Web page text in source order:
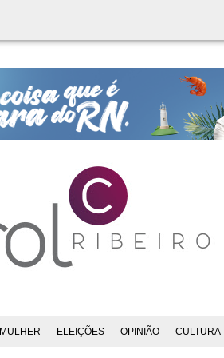
MULHER ELEIÇÕES OPINIÃO CULTURA